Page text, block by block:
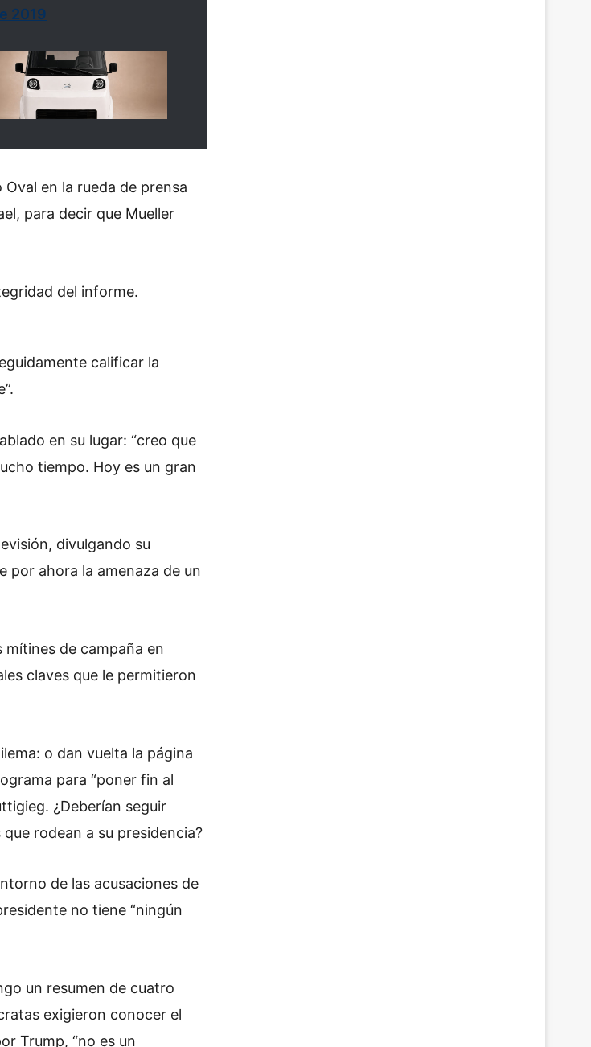
2019
en la rueda de prensa
para decir que Mueller
del informe.
calificar la
en su lugar: “creo que
tiempo. Hoy es un gran
divulgando su
por ahora la amenaza de un
mítines de campaña en
claves que le permitieron
o dan vuelta la página
para “poner fin al
¿Deberían seguir
rodean a su presidencia?
de las acusaciones de
no tiene “ningún
un resumen de cuatro
exigieron conocer el
Trump, “no es un